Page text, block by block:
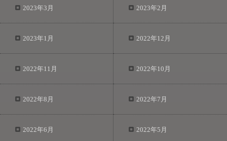
2023年3月 2023年2月
2023年1月 2022年12月
2022年11月 2022年10月
2022年8月 2022年7月
2022年6月 2022年5月